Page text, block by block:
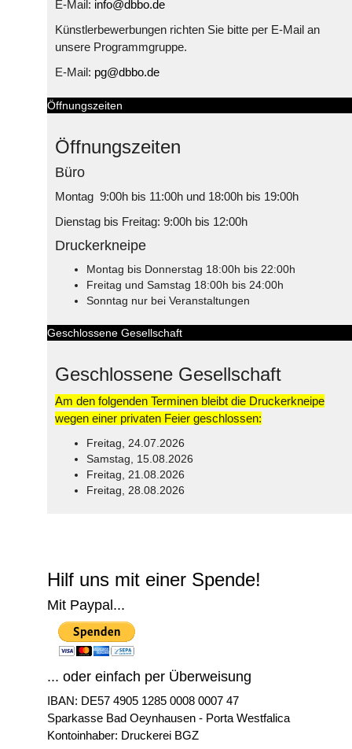
E-Mail: info@dbbo.de
Künstlerbewerbungen richten Sie bitte per E-Mail an
unsere Programmgruppe.
E-Mail: pg@dbbo.de
Öffnungszeiten
Öffnungszeiten
Büro
Montag 9:00h bis 11:00h und 18:00h bis 19:00h
Dienstag bis Freitag: 9:00h bis 12:00h
Druckerkneipe
Montag bis Donnerstag 18:00h bis 22:00h
Freitag und Samstag 18:00h bis 24:00h
Sonntag nur bei Veranstaltungen
Geschlossene Gesellschaft
Geschlossene Gesellschaft
Am den folgenden Terminen bleibt die Druckerkneipe
wegen einer privaten Feier geschlossen:
Freitag, 24.07.2026
Samstag, 15.08.2026
Freitag, 21.08.2026
Freitag, 28.08.2026
Hilf uns mit einer Spende!
Mit Paypal...
... oder einfach per Überweisung
IBAN: DE57 4905 1285 0008 0007 47
Sparkasse Bad Oeynhausen - Porta Westfalica
Kontoinhaber: Druckerei BGZ